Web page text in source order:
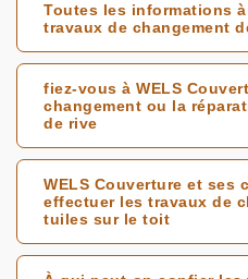
Toutes les informations
travaux de changement
fiez-vous à WELS
changement ou la
de rive
WELS Couverture et ses
effectuer les travaux de
tuiles sur le toit